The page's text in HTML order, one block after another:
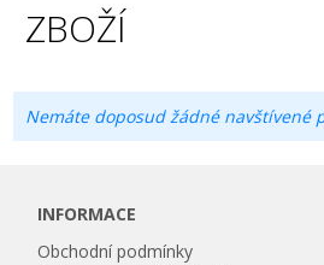
ZBOŽÍ
Nemáte doposud žádné navštívené
INFORMACE
Obchodní podmínky